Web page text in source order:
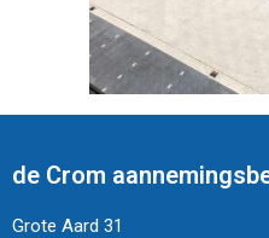
de Crom
Grote Aard 31